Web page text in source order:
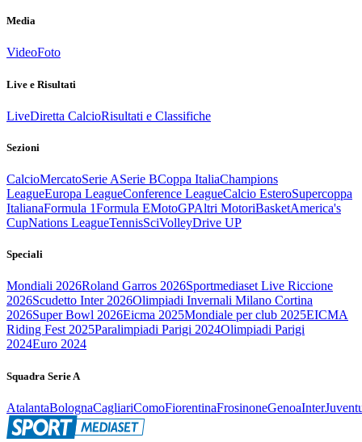
Media
VideoFoto
Live e Risultati
LiveDiretta CalcioRisultati e Classifiche
Sezioni
CalcioMercatoSerie ASerie BCoppa ItaliaChampions
LeagueEuropa LeagueConference LeagueCalcio EsteroSupercoppa
ItalianaFormula 1Formula EMotoGPAltri MotoriBasketAmerica's
CupNations LeagueTennisSciVolleyDrive UP
Speciali
Mondiali 2026Roland Garros 2026Sportmediaset Live Riccione
2026Scudetto Inter 2026Olimpiadi Invernali Milano Cortina
2026Super Bowl 2026Eicma 2025Mondiale per club 2025EICMA
Riding Fest 2025Paralimpiadi Parigi 2024Olimpiadi Parigi
2024Euro 2024
Squadra Serie A
AtalantaBolognaCagliariComoFiorentinaFrosinoneGenoaInter